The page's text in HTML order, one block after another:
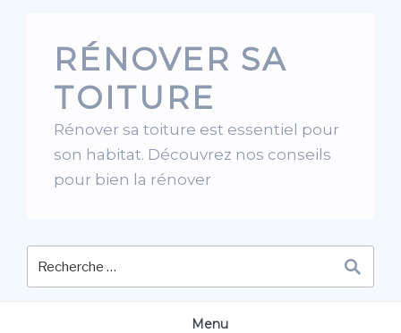
RÉNOVER SA
TOITURE
Rénover sa toiture est essentiel pour
son habitat. Découvrez nos conseils
pour bien la rénover
Menu